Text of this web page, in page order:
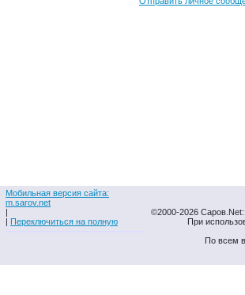
Мобильная версия сайта:
m.sarov.net
|
| Переключиться на полную
©2000-2026
При
По всем